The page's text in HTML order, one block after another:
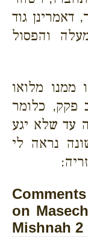
דאמרינן גוד
והפסול
ממנו מלואו
פקק, כלומר
עד שלא יגע
נראה לי
on
Mishnah 2